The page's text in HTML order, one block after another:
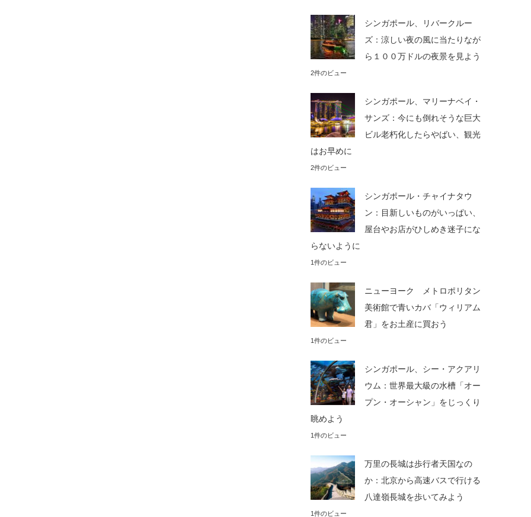
シンガポール、リバークルー
ズ：涼しい夜の風に当たりなが
ら１００万ドルの夜景を見よう
2件のビュー
シンガポール、マリーナベイ・
サンズ：今にも倒れそうな巨大
ビル老朽化したらやばい、観光
はお早めに
2件のビュー
シンガポール・チャイナタウ
ン：目新しいものがいっぱい、
屋台やお店がひしめき迷子にな
らないように
1件のビュー
ニューヨーク メトロポリタン
美術館で青いカバ「ウィリアム
君」をお土産に買おう
1件のビュー
シンガポール、シー・アクアリ
ウム：世界最大級の水槽「オー
プン・オーシャン」をじっくり
眺めよう
1件のビュー
万里の長城は歩行者天国なの
か：北京から高速バスで行ける
八達嶺長城を歩いてみよう
1件のビュー